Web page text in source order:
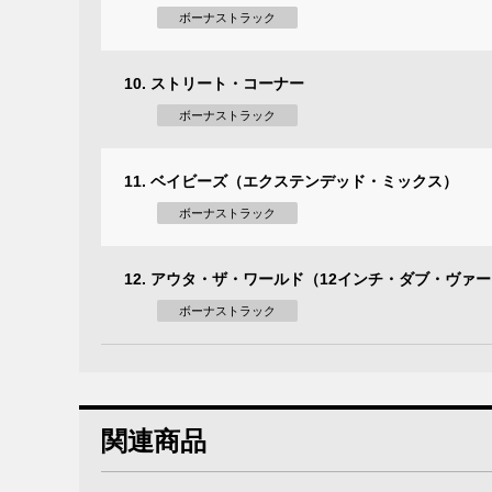
ボーナストラック
10. ストリート・コーナー
ボーナストラック
11. ベイビーズ（エクステンデッド・ミックス）
ボーナストラック
12. アウタ・ザ・ワールド（12インチ・ダブ・ヴァー
ボーナストラック
関連商品